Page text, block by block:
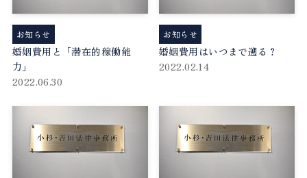
婚姻費用と「潜在的稼働能
力」
2022.06.30
お知らせ
婚姻費用はいつまで遡る？
2022.02.14
お知らせ